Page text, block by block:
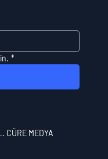
*
. CÜRE MEDYA